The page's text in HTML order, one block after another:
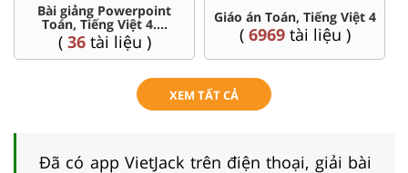
Chuyên đề dạy thêm Toán,
Tiếng Việt ...4
(32 tài liệu )
Ôn thi vào 6 chuyên, CLC
(4tài liệu )
XEM TẤT CẢ
Đã có app VietJack trên điện thoại, giải bài